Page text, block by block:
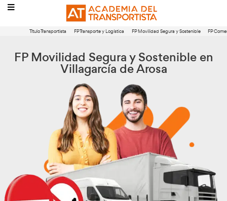
FP Movilidad Segura y
Villagarcía de Arosa